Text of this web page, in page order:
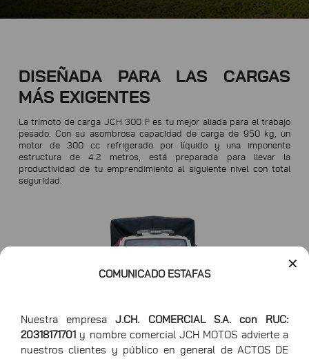
✕
COMUNICADO ESTAFAS
Nuestra empresaJ.CH. COMERCIAL S.A. con RUC:
20318171701 y nombre comercial JCH MOTOS advierte a
nuestros clientes y público en general de ACTOS DE
DISEÑADA PARA LAS CARGAS
MÁS EXIGENTES
La trimoto de carga JCH 300 F es tu mejor aliada para el trabajo
pesado. Con su asombrosa capacidad de carga de 950 kg, un
motor de 300 cc refrigerado por líquido y una imponente
estructura de 4.2 metros, está preparada para llevar la
productividad de tu emprendimiento al siguiente nivel con total
seguridad.